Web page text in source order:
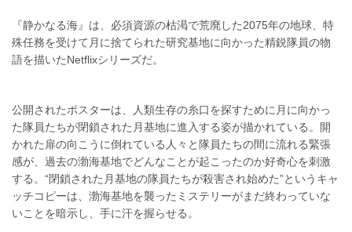
『静かなる海』は、必須資源の枯渇で荒廃した2075年の地球、特
殊任務を受けて月に捨てられた研究基地に向かった精鋭隊員の物
語を描いたNetflixシリーズだ。
公開されたポスターは、人類生存の糸口を探すために月に向かっ
た隊員たちが閉鎖された月基地に進入する姿が描かれている。開
かれた扉の向こうに倒れている人々と隊員たちの間に流れる緊張
感が、過去の渤海基地でどんなことが起こったのか好奇心を刺激
する。“閉鎖された月基地の隊員たちが殺害され始めた”というキャ
ッチコピーは、渤海基地を襲ったミステリーがまだ終わっていな
いことを暗示し、手に汗を握らせる。